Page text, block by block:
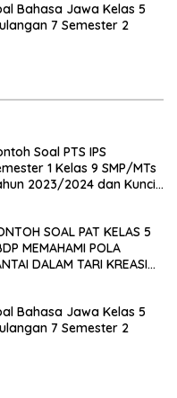
Bahasa Jawa Kelas 5
7 Semester 2
Soal PTS IPS
1 Kelas 9 SMP/MTs
2023/2024 dan Kunci
SOAL PAT KELAS 5
MEMAHAMI POLA
DALAM TARI KREASI
Bahasa Jawa Kelas 5
7 Semester 2